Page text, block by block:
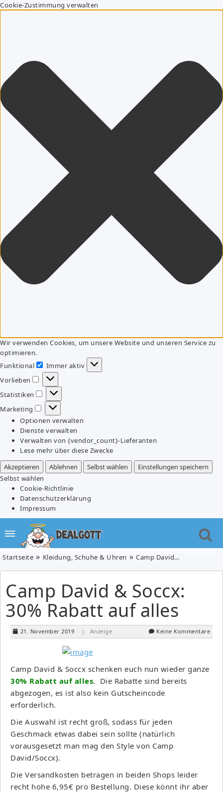
Cookie-Zustimmung verwalten
Wir verwenden Cookies, um unsere Website und unseren Service zu
optimieren.
Funktional
Funktional
Immer aktiv
Vorlieben
Vorlieben
Statistiken
Statistiken
Marketing
Marketing
Optionen verwalten
Dienste verwalten
Verwalten von {vendor_count}-Lieferanten
Lese mehr über diese Zwecke
Akzeptieren
Ablehnen Selbst wählen
Einstellungen speichern
Selbst wählen
Cookie-Richtlinie
Datenschutzerklärung
Impressum
Startseite Kleidung, Schuhe & Uhren Camp David & Soccx: 30% Rabatt auf alles
Camp David & Soccx:
30% Rabatt auf alles
21. November 2019 | Anzeige Keine Kommentare
Camp David & Soccx schenken euch nun wieder ganze
30% Rabatt auf alles. Die Rabatte sind bereits
abgezogen, es ist also kein Gutscheincode
erforderlich.
Die Auswahl ist recht groß, sodass für jeden
Geschmack etwas dabei sein sollte (natürlich
vorausgesetzt man mag den Style von Camp
David/Soccx).
Die Versandkosten betragen in beiden Shops leider
recht hohe 6,95€ pro Bestellung. Diese könnt ihr aber